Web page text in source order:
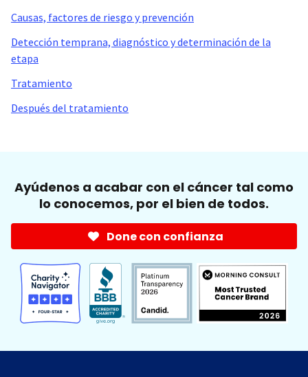
Causas, factores de riesgo y prevención
Detección temprana, diagnóstico y determinación de la
etapa
Tratamiento
Después del tratamiento
Ayúdenos a acabar con el cáncer tal como
lo conocemos, por el bien de todos.
Done con confianza